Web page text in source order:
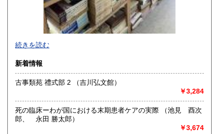
-
沿線名：-
最寄駅：-
営業時間：-
定休日：-
書籍の買取について
-
続きを読む
新着情報
古事類苑 禮式部 2 （吉川弘文館）
￥3,284
死の臨床ーわが国における末期患者ケアの実際 （池見 酉次
郎、 永田 勝太郎）
￥3,674